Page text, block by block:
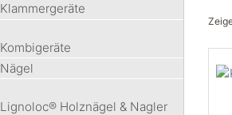
Klammergeräte
Kombigeräte
Nägel
Lignoloc® Holznägel & Nagler